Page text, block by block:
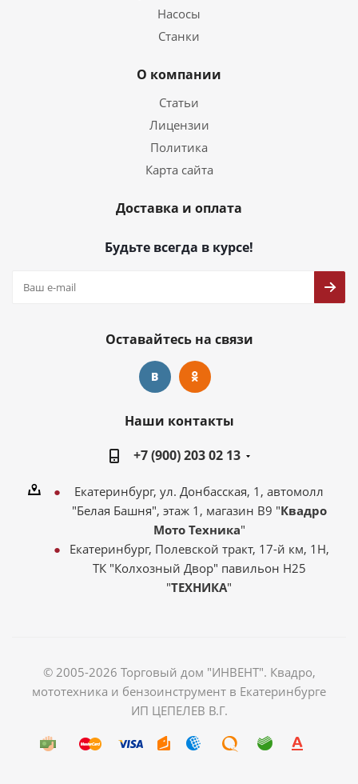
Насосы
Станки
О компании
Статьи
Лицензии
Политика
Карта сайта
Доставка и оплата
Будьте всегда в курсе!
Оставайтесь на связи
Наши контакты
+7 (900) 203 02 13
Екатеринбург, ул. Донбасская, 1, автомолл
"Белая Башня", этаж 1, магазин В9 "Квадро
Мото Техника"
Екатеринбург, Полевской тракт, 17-й км, 1Н,
ТК "Колхозный Двор" павильон Н25
"ТЕХНИКА"
© 2005-2026 Торговый дом "ИНВЕНТ". Квадро,
мототехника и бензоинструмент в Екатеринбурге
ИП ЦЕПЕЛЕВ В.Г.